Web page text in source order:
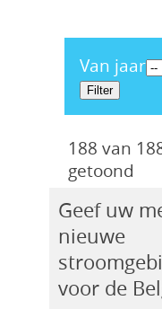
Van jaar
188 van
getoond
Geef uw
nieuwe
voor de